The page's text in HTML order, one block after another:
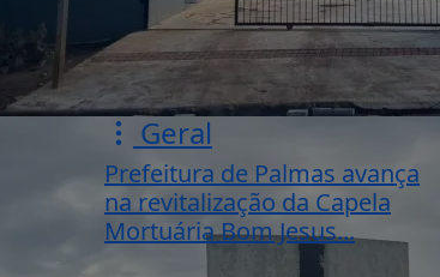
Geral
Prefeitura de Palmas avança
na revitalização da Capela
Mortuária Bom Jesus...